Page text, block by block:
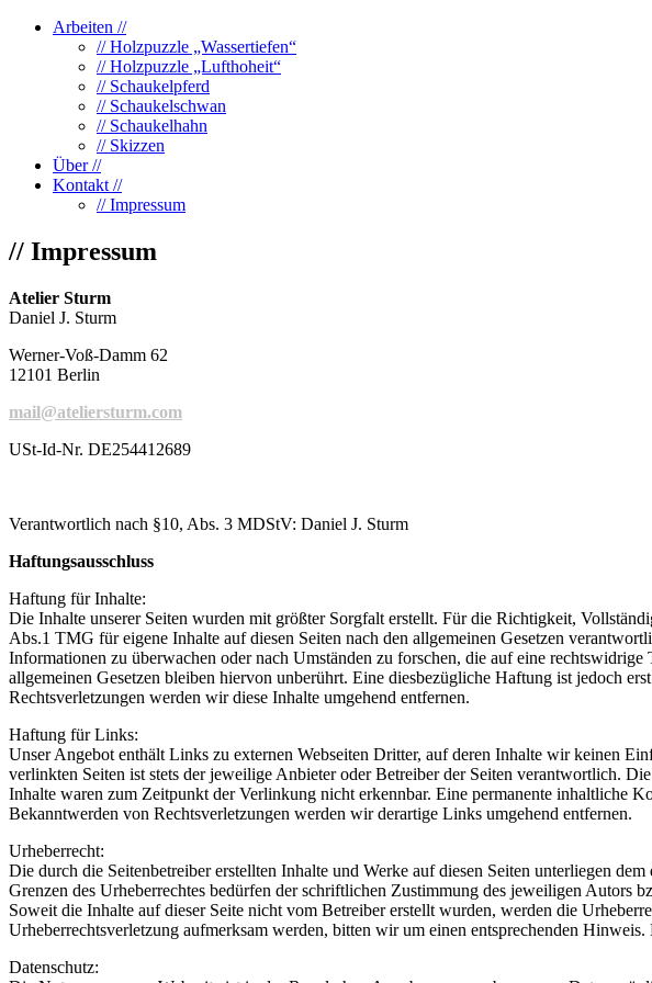
Arbeiten //
// Holzpuzzle „Wassertiefen“
// Holzpuzzle „Lufthoheit“
// Schaukelpferd
// Schaukelschwan
// Schaukelhahn
// Skizzen
Über //
Kontakt //
// Impressum
// Impressum
Atelier Sturm
Daniel J. Sturm
Werner-Voß-Damm 62
12101 Berlin
mail@ateliersturm.com
USt-Id-Nr. DE254412689
Verantwortlich nach §10, Abs. 3 MDStV: Daniel J. Sturm
Haftungsausschluss
Haftung für Inhalte:
Die Inhalte unserer Seiten wurden mit größter Sorgfalt erstellt. Für die Richtigkeit,
Abs.1 TMG für eigene Inhalte auf diesen Seiten nach den allgemeinen Gesetzen
Informationen zu überwachen oder nach Umständen zu forschen, die auf eine
allgemeinen Gesetzen bleiben hiervon unberührt. Eine diesbezügliche Haftung ist jedoch
Rechtsverletzungen werden wir diese Inhalte umgehend entfernen.
Haftung für Links:
Unser Angebot enthält Links zu externen Webseiten Dritter, auf deren Inhalte wir keinen
verlinkten Seiten ist stets der jeweilige Anbieter oder Betreiber der Seiten verantwortlich.
Inhalte waren zum Zeitpunkt der Verlinkung nicht erkennbar. Eine permanente inhaltliche
Bekanntwerden von Rechtsverletzungen werden wir derartige Links umgehend entfernen.
Urheberrecht:
Die durch die Seitenbetreiber erstellten Inhalte und Werke auf diesen Seiten unterliegen
Grenzen des Urheberrechtes bedürfen der schriftlichen Zustimmung des jeweiligen Autors
Soweit die Inhalte auf dieser Seite nicht vom Betreiber erstellt wurden, werden die
Urheberrechtsverletzung aufmerksam werden, bitten wir um einen entsprechenden
Datenschutz: